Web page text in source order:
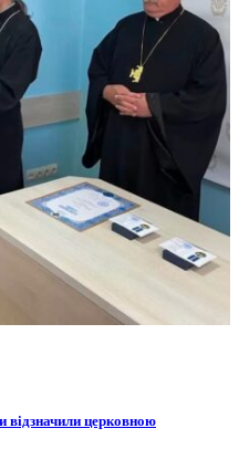
відзначили церковною